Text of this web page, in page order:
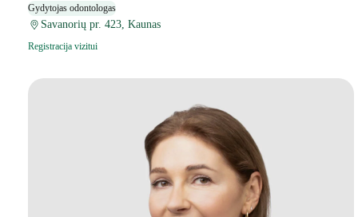
Gydytojas odontologas
Savanorių pr. 423, Kaunas
Registracija vizitui